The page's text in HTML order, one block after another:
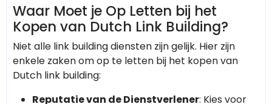
Waar Moet je Op Letten bij het
Kopen van Dutch Link Building?
Niet alle link building diensten zijn gelijk. Hier zijn
enkele zaken om op te letten bij het kopen van
Dutch link building:
Reputatie van de Dienstverlener: Kies voor